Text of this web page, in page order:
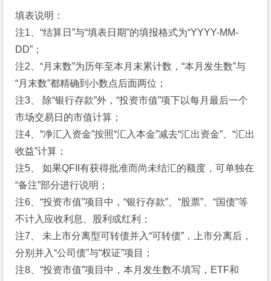
填表说明：
注1、“结算日”与“填表日期”的填报格式为“YYYY-MM-
DD”；
注2、“月末数”为历年至本月末累计数，“本月发生数”与
“月末数”都精确到小数点后面两位；
注3、 除“银行存款”外，“投资市值”项下以每月最后一个
市场交易日的市值计算；
注4、“净汇入资金”按照“汇入本金”减去“汇出资金”、“汇出
收益”计算；
注5、 如果QFII有获得批准而尚未结汇的额度，可单独在
“备注”部分进行说明；
注6、“投资市值”项目中，“银行存款”、“股票”、“国债”等
不计入应收利息、股利或红利；
注7、 未上市分离型可转债并入“可转债”，上市分离后，
分别并入“公司债”与“权证”项目；
注8、“投资市值”项目中，本月发生数不填写，ETF和